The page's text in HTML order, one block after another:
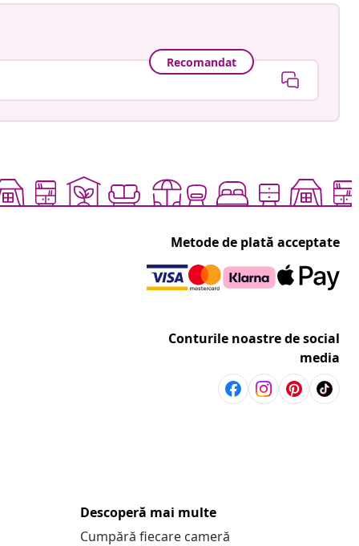
Recomandat
Metode de plată acceptate
Conturile noastre de social
media
Descoperă mai multe
Cumpără fiecare cameră